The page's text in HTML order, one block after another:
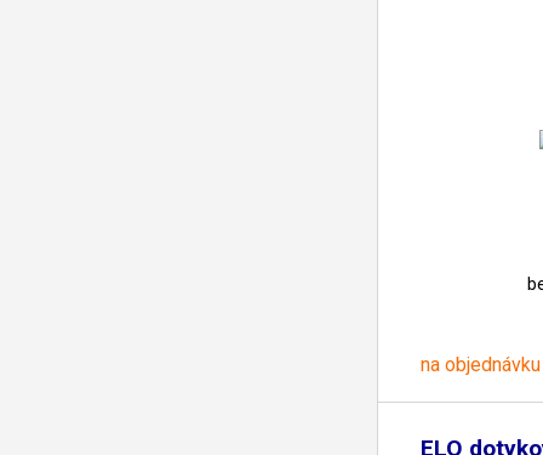
na objednávku
ELO